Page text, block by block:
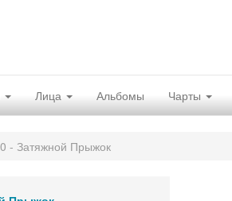
Лица Альбомы Чарты
- Затяжной Прыжок